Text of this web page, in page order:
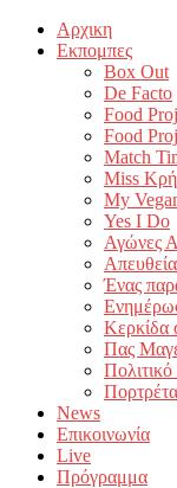
Αρχικη
Εκπομπες
Box Out
De Facto
Food
Food
Match
Miss
My
Yes I Do
Αγώνες
Ένας
Κερκίδα
Πας
Πορτρέτα
News
Επικοινωνία
Live
Πρόγραμμα